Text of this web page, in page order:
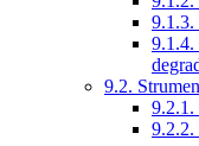
9.1.4.
9.2.
9.2.1.
9.2.2.